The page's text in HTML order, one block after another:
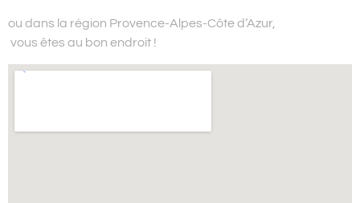
ou dans la région Provence-Alpes-Côte d’Azur,
vous êtes au bon endroit !